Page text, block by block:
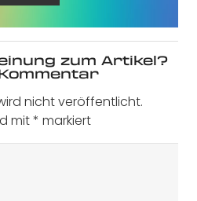
zum Artikel?
nicht veröffentlicht.
mit* markiert